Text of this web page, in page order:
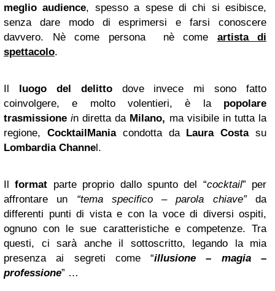
meglio audience, spesso a spese di chi si esibisce,
senza dare modo di esprimersi e farsi conoscere
davvero. Nè come persona nè come artista di
spettacolo.
Il luogo del delittodove invece mi sono fatto
coinvolgere, e molto volentieri, è lapopolare
trasmissione in diretta daMilano, ma visibile in tutta la
regione, CocktailManiacondotta da Laura Costasu
LombardiaChannel.
Ilformat parte proprio dallo spunto del “cocktail” per
affrontare un “tema specifico – parola chiave”da
differenti punti di vista e con la voce di diversi ospiti,
ognuno con le sue caratteristiche e competenze. Tra
questi, ci sarà anche il sottoscritto, legando la mia
presenza ai segreti come “illusione – magia –
professione” …